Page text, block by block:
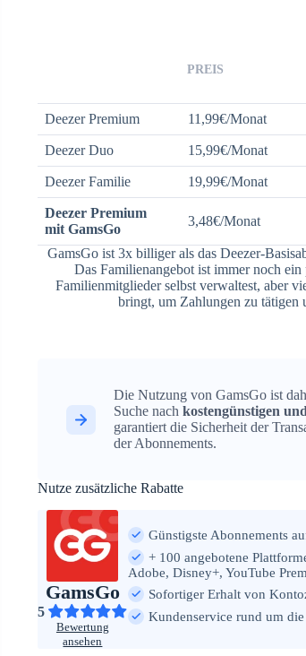
PREIS
Deezer Premium 11,99€/Monat
Deezer Duo 15,99€/Monat
Deezer Familie 19,99€/Monat
Deezer Premium
mit GamsGo
3,48€/Monat
GamsGo ist 3x billiger als das Deezer-
Das Familienangebot ist immer noch
Familienmitglieder selbst verwaltest, aber
bringt, um Zahlungen zu tätigen
Die Nutzung von GamsGo ist
Suche nachkostengünstigen
garantiert die Sicherheit der
der Abonnements.
Nutze zusätzliche Rabatte
GamsGo
5
Bewertung
ansehen
Günstigste Abonnements
+ 100 angebotene
Adobe, Disney+, YouTube
Sofortiger Erhalt von
Kundenservice rund um